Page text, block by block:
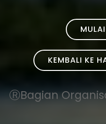
KEMBALI KE
ⓇBagian